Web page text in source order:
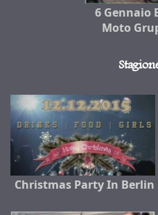
6 Gennaio
Moto
Christmas Party In Berlin